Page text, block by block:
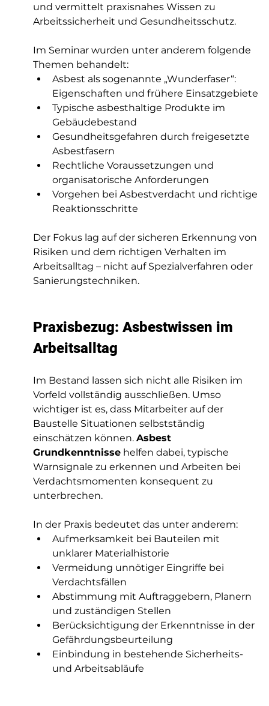
und vermittelt praxisnahes Wissen zu
Arbeitssicherheit und Gesundheitsschutz.
Im Seminar wurden unter anderem folgende
Themen behandelt:
Asbest als sogenannte „Wunderfaser“:
Eigenschaften und frühere Einsatzgebiete
Typische asbesthaltige Produkte im
Gebäudebestand
Gesundheitsgefahren durch freigesetzte
Asbestfasern
Rechtliche Voraussetzungen und
organisatorische Anforderungen
Vorgehen bei Asbestverdacht und richtige
Reaktionsschritte
Der Fokus lag auf der sicheren Erkennung von
Risiken und dem richtigen Verhalten im
Arbeitsalltag – nicht auf Spezialverfahren oder
Sanierungstechniken.
Praxisbezug: Asbestwissen im
Arbeitsalltag
Im Bestand lassen sich nicht alle Risiken im
Vorfeld vollständig ausschließen. Umso
wichtiger ist es, dass Mitarbeiter auf der
Baustelle Situationen selbstständig
einschätzen können. Asbest
Grundkenntnisse helfen dabei, typische
Warnsignale zu erkennen und Arbeiten bei
Verdachtsmomenten konsequent zu
unterbrechen.
In der Praxis bedeutet das unter anderem:
Aufmerksamkeit bei Bauteilen mit
unklarer Materialhistorie
Vermeidung unnötiger Eingriffe bei
Verdachtsfällen
Abstimmung mit Auftraggebern, Planern
und zuständigen Stellen
Berücksichtigung der Erkenntnisse in der
Gefährdungsbeurteilung
Einbindung in bestehende Sicherheits-
und Arbeitsabläufe